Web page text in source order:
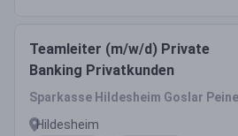
Teamleiter (m/w/d) Private
Banking Privatkunden
Sparkasse Hildesheim Goslar Peine
Hildesheim